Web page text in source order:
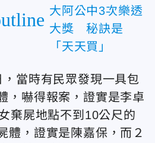
大阿公中3次樂透
大獎 秘訣是
「天天買」
當時有民眾發現一具包
，嚇得報案，證實是李卓
棄屍地點不到10公尺的
體，證實是陳嘉保，而２